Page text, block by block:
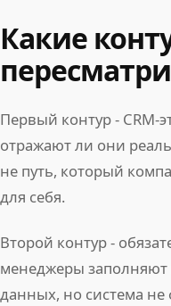
Какие
Первый контур - CRM-
отражают ли они
не путь, который
для себя.
Второй контур -
менеджеры
данных, но система